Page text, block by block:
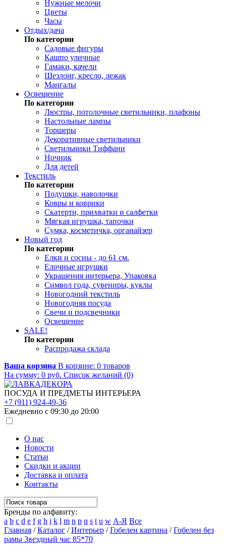
Нужные мелочи
Цветы
Часы
Отдых/дача
По категории
Садовые фигуры
Кашпо уличные
Гамаки, качели
Шезлонг, кресло, лежак
Мангалы
Освещение
По категории
Люстры, потолочные светильники, плафоны
Настольные лампы
Торшеры
Декоративные светильники
Светильники Тиффани
Ночник
Для детей
Текстиль
По категории
Подушки, наволочки
Ковры и коврики
Скатерти, прихватки и салфетки
Мягкая игрушка, тапочки
Сумка, косметичка, органайзер
Новый год
По категории
Елки и сосны - до 61 см.
Елочные игрушки
Украшения интерьера, Упаковка
Символ года, сувениры, куклы
Новогодний текстиль
Новогодняя посуда
Свечи и подсвечники
Освещение
SALE!
По категории
Распродажа склада
Ваша корзина В корзине: 0 товаров
На сумму: 0 руб. Список желаний (0)
ПОСУДА И ПРЕДМЕТЫ ИНТЕРЬЕРА
+7 (911) 924-49-36
Ежедневно с 09:30 до 20:00
О нас
Новости
Статьи
Скидки и акции
Доставка и оплата
Контакты
Бренды по алфавиту:
a b c d e f g h i k l m n p q s t u w А-Я Все
Главная /Каталог /Интерьер /Гобелен картина /Гобелен без
рамы Звездный час 85*70